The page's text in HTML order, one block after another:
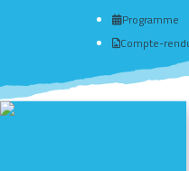
Programme
Compte-